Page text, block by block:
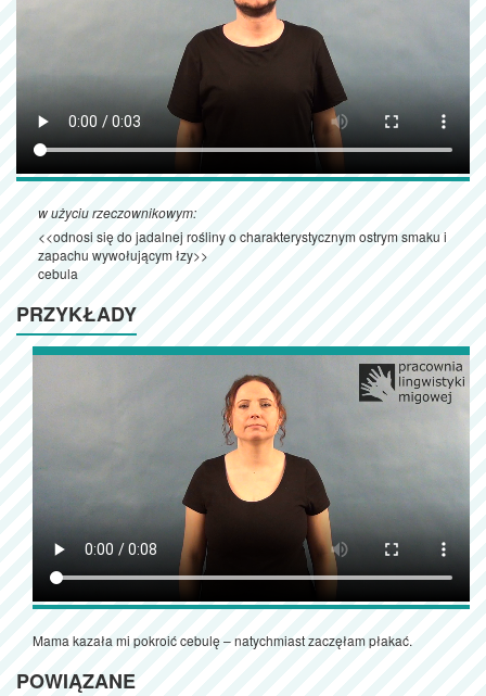
w użyciu rzeczownikowym:
<<odnosi się do jadalnej rośliny o charakterystycznym ostrym smaku i
zapachu wywołującym łzy>>
cebula
PRZYKŁADY
Mama kazała mi pokroić cebulę – natychmiast zaczęłam płakać.
POWIĄZANE